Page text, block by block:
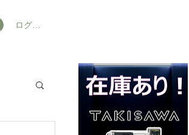
ログイン